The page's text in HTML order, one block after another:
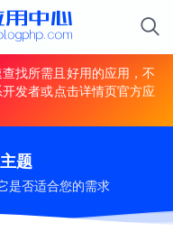
找所需且好用的应用，不
发者或点击详情页官方应
题
是否适合您的需求